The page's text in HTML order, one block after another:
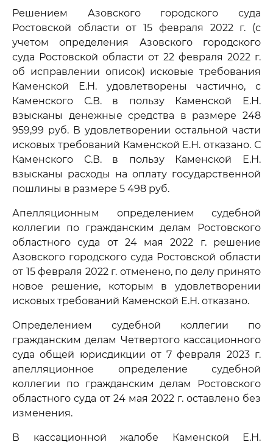
Решением Азовского городского суда
Ростовской области от 15 февраля 2022 г. (с
учетом определения Азовского городского
суда Ростовской области от 22 февраля 2022 г.
об исправлении описок) исковые требования
Каменской Е.Н. удовлетворены частично, с
Каменского С.В. в пользу Каменской Е.Н.
взысканы денежные средства в размере 248
959,99 руб. В удовлетворении остальной части
исковых требований Каменской Е.Н. отказано. С
Каменского С.В. в пользу Каменской Е.Н.
взысканы расходы на оплату государственной
пошлины в размере 5 498 руб.
Апелляционным определением судебной
коллегии по гражданским делам Ростовского
областного суда от 24 мая 2022 г. решение
Азовского городского суда Ростовской области
от 15 февраля 2022 г. отменено, по делу принято
новое решение, которым в удовлетворении
исковых требований Каменской Е.Н. отказано.
Определением судебной коллегии по
гражданским делам Четвертого кассационного
суда общей юрисдикции от 7 февраля 2023 г.
апелляционное определение судебной
коллегии по гражданским делам Ростовского
областного суда от 24 мая 2022 г. оставлено без
изменения.
В кассационной жалобе Каменской Е.Н.